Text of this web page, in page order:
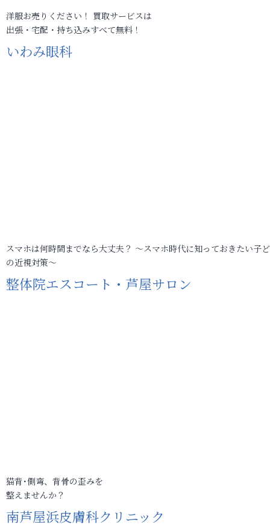
洋服お売りください！ 買取サービスは
出張・宅配・持ち込みすべて無料！
いわみ眼科
スマホは何時間までなら大丈夫？ ～スマホ時代に知っておきたい子
の近視対策～
整体院エスコート・芦屋サロン
猫背･側弯、背骨の歪みを
整えませんか？
南芦屋浜皮膚科クリニック